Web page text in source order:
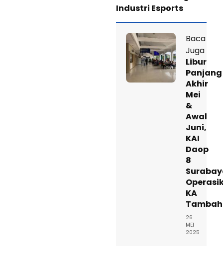
Industri Esports
Baca
Juga
Libur
Panjang
Akhir
Mei
&
Awal
Juni,
KAI
Daop
8
KA
26
MEI
2025